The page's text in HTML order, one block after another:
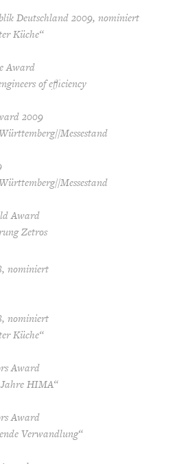
Deutschland 2009, nominiert
Küche“
Award
of efficiency
2009
Messestand
Messestand
Award
Zetros
nominiert
nominiert
Küche“
Award
HIMA“
Award
Verwandlung“